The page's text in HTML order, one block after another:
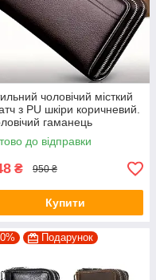
чоловічий місткий
з PU шкіри коричневий.
гаманець
зі штучної шкіри
до відправки
₴ 950 ₴
Купити
Подарунок